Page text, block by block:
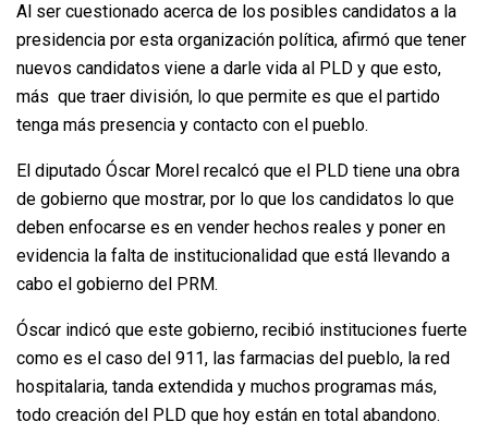
Al ser cuestionado acerca de los posibles candidatos a la
presidencia por esta organización política, afirmó que tener
nuevos candidatos viene a darle vida al PLD y que esto,
más que traer división, lo que permite es que el partido
tenga más presencia y contacto con el pueblo.
El diputado Óscar Morel recalcó que el PLD tiene una obra
de gobierno que mostrar, por lo que los candidatos lo que
deben enfocarse es en vender hechos reales y poner en
evidencia la falta de institucionalidad que está llevando a
cabo el gobierno del PRM.
Óscar indicó que este gobierno, recibió instituciones fuerte
como es el caso del 911, las farmacias del pueblo, la red
hospitalaria, tanda extendida y muchos programas más,
todo creación del PLD que hoy están en total abandono.